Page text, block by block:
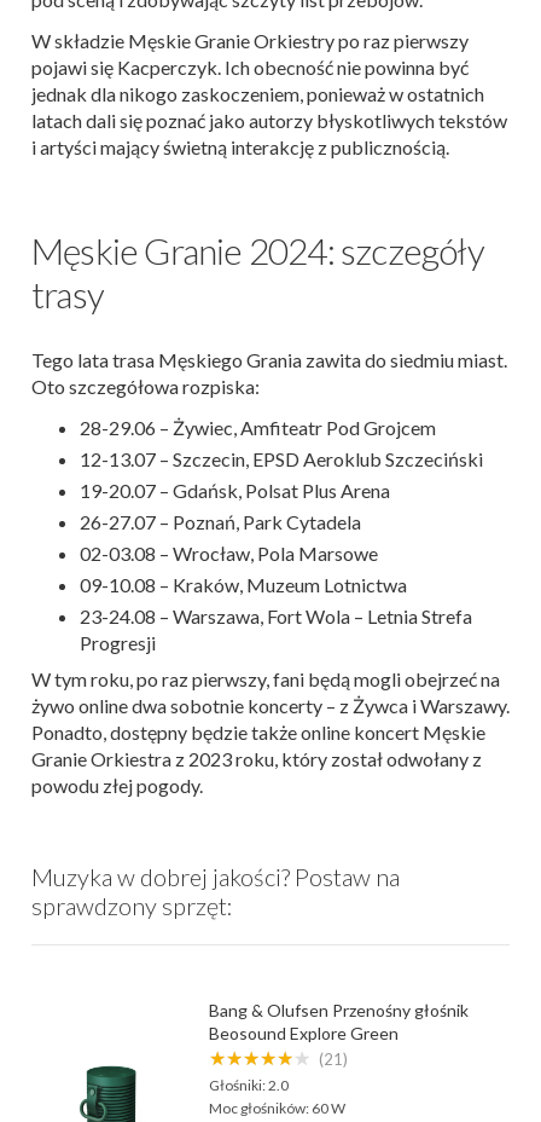
W składzie Męskie Granie Orkiestry po raz pierwszy
pojawi się Kacperczyk. Ich obecność nie powinna być
jednak dla nikogo zaskoczeniem, ponieważ w ostatnich
latach dali się poznać jako autorzy błyskotliwych tekstów
i artyści mający świetną interakcję z publicznością.
Męskie Granie 2024: szczegóły
trasy
Tego lata trasa Męskiego Grania zawita do siedmiu miast.
Oto szczegółowa rozpiska:
28-29.06 – Żywiec, Amfiteatr Pod Grojcem
12-13.07 – Szczecin, EPSD Aeroklub Szczeciński
19-20.07 – Gdańsk, Polsat Plus Arena
26-27.07 – Poznań, Park Cytadela
02-03.08 – Wrocław, Pola Marsowe
09-10.08 – Kraków, Muzeum Lotnictwa
23-24.08 – Warszawa, Fort Wola – Letnia Strefa
Progresji
W tym roku, po raz pierwszy, fani będą mogli obejrzeć na
żywo online dwa sobotnie koncerty – z Żywca i Warszawy.
Ponadto, dostępny będzie także online koncert Męskie
Granie Orkiestra z 2023 roku, który został odwołany z
powodu złej pogody.
Muzyka w dobrej jakości? Postaw na
sprawdzony sprzęt:
Bang & Olufsen Przenośny głośnik
Beosound Explore Green
★★★★★★ (21)
Głośniki:2.0
Moc głośników: 60 W